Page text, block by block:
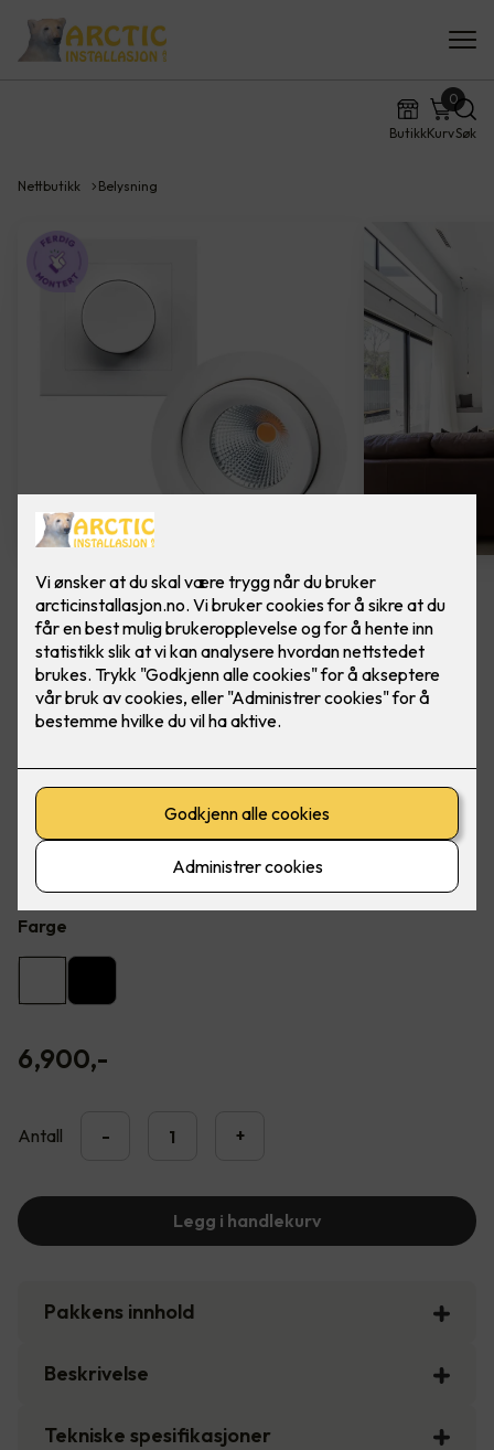
ButikkKurv
0
Søk
Nettbutikk Belysning
6 stk hvite LED downlights
rehab inkl. LED dimmer
Ferdig montert - Junistar ECO 2700 m/ LED
Flott LED downlight med 42 graders spredning og 30
graders vipp i to retninger til innendørs bruke, inkl. LED
Farge
6,900,-
Antall - +
Legg i handlekurv
Pakkens innhold
Beskrivelse
Tekniske spesifikasjoner